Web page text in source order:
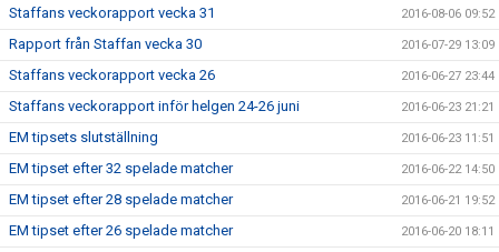
Staffans veckorapport vecka 31 2016-08-06 09:52
Rapport från Staffan vecka 30 2016-07-29 13:09
Staffans veckorapport vecka 26 2016-06-27 23:44
Staffans veckorapport inför helgen 24-26 juni 2016-06-23 21:21
EM tipsets slutställning 2016-06-23 11:51
EM tipset efter 32 spelade matcher 2016-06-22 14:50
EM tipset efter 28 spelade matcher 2016-06-21 19:52
EM tipset efter 26 spelade matcher 2016-06-20 18:11